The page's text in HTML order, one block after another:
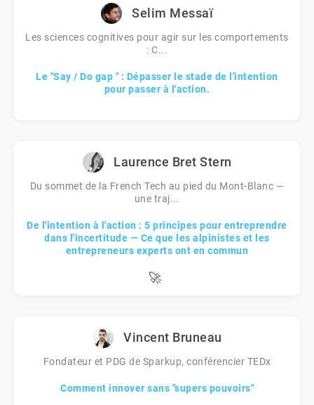
Selim Messaï
Les sciences cognitives pour agir sur les comportements
: C...
Le "Say / Do gap " : Dépasser le stade de l'intention
pour passer à l'action.
Laurence Bret Stern
Du sommet de la French Tech au pied du Mont-Blanc —
une traj...
De l'intention à l'action : 5 principes pour entreprendre
dans l'incertitude — Ce que les alpinistes et les
entrepreneurs experts ont en commun
🚀
Vincent Bruneau
Fondateur et PDG de Sparkup, conférencier TEDx
Comment innover sans "supers pouvoirs"